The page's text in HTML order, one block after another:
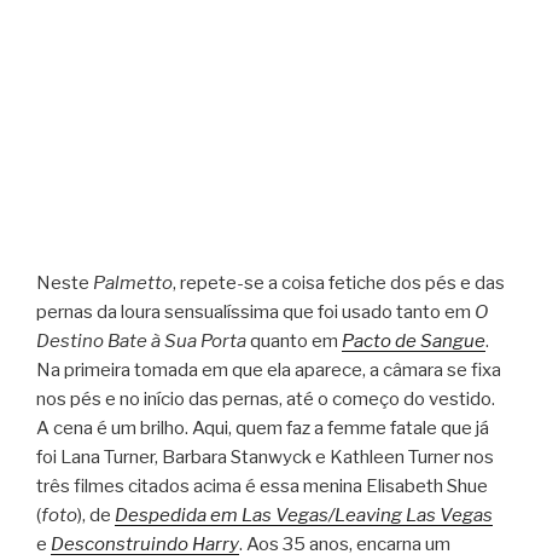
Neste Palmetto, repete-se a coisa fetiche dos pés e das
pernas da loura sensualíssima que foi usado tanto em O
Destino Bate à Sua Portaquanto em Pacto de Sangue.
Na primeira tomada em que ela aparece, a câmara se fixa
nos pés e no início das pernas, até o começo do vestido.
A cena é um brilho. Aqui, quem faz a femme fatale que já
foi Lana Turner, Barbara Stanwyck e Kathleen Turner nos
três filmes citados acima é essa menina Elisabeth Shue
(foto), de Despedida em Las Vegas/Leaving Las Vegas
e Desconstruindo Harry. Aos 35 anos, encarna um